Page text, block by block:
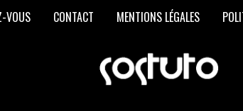
VOUS CONTACT MENTIONS LÉGALES
SOSTUTO
Les